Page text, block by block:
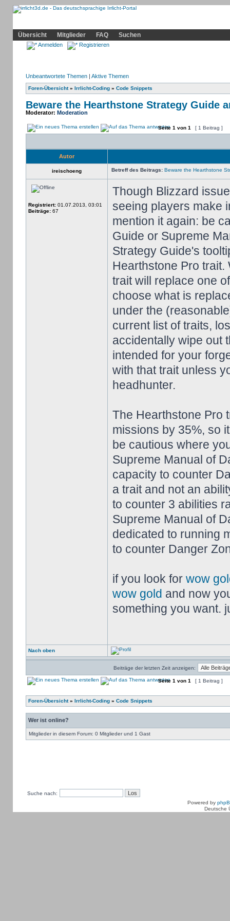
Übersicht
Mitglieder FAQ Suchen
Anmelden Registrieren
Unbeantwortete Themen| Aktive Themen
Foren-Übersicht» Irrlicht-Coding» Code Snippets
Beware the Hearthstone Strategy Guide
Moderator: Moderation
Seite 1 von 1 [ 1 Beitrag ]
Autor
ireischoeng Betreff des Beitrags: Beware the Hearthstone
Registriert:01.07.2013, 03:01
Beiträge:67
Though Blizzard
seeing players make
mention it again: be
Guide or Supreme
Strategy Guide's
Hearthstone Pro
trait will replace one
choose what is
under the
current list of traits,
accidentally wipe out
intended for your
with that trait unless
headhunter.
The Hearthstone Pro
missions by 35%, so
be cautious where
Supreme Manual of
capacity to counter
a trait and not an
to counter 3 abilities
Supreme Manual of
dedicated to running
to counter Danger
if you look for wow
wow gold and now
something you want.
Nach oben
Beiträge der letzten Zeit anzeigen:
Seite 1 von 1 [ 1 Beitrag ]
Foren-Übersicht» Irrlicht-Coding» Code Snippets
Wer ist online?
Mitglieder in diesem Forum: 0 Mitglieder und 1 Gast
Suche nach:
Powered by
Deutsche